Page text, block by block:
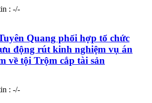
: -/-
Quang phối hợp tổ chức
động rút kinh nghiệm vụ án
về tội Trộm cắp tài sản
: -/-